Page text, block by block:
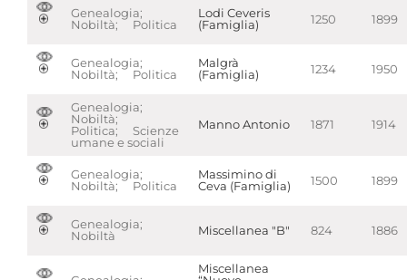
Genealogia;
Nobiltà; Politica
Lodi Ceveris
(Famiglia)
1250 1899
Genealogia;
Nobiltà; Politica
Malgrà
(Famiglia)
1234 1950
Genealogia;
Nobiltà;
Politica; Scienze
umane e sociali
Manno Antonio 1871 1914
Genealogia;
Nobiltà; Politica
Massimino di
Ceva (Famiglia)
1500 1899
Genealogia;
Nobiltà
Miscellanea "B" 824 1886
Miscellanea